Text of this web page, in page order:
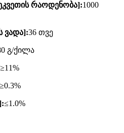
რაოდენობა]:1000
ვადა]:36 თვე
გ/ქილა
≥11%
≥0.3%
≤1.0%